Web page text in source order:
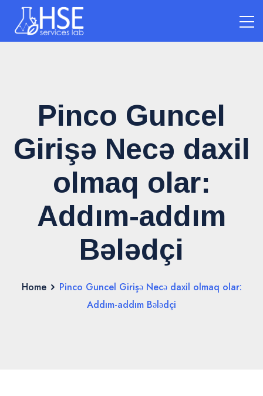
Pinco Guncel
Girişə Necə daxil
olmaq olar:
Addım-addım
Bələdçi
Home
Pinco Guncel Girişə Necə daxil olmaq olar:
Addım-addım Bələdçi